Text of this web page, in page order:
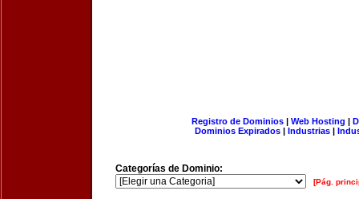
Registro de Dominios| Web Hosting |
Dominios Expirados | Industrias |
Categorías de Dominio:
[Pág.